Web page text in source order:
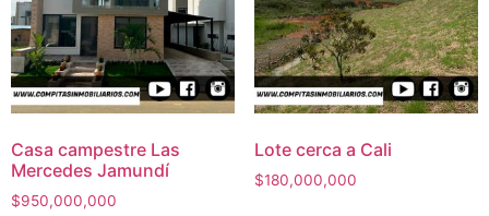
Casa campestre Las
Mercedes Jamundí
$950,000,000
Lote cerca a Cali
$180,000,000